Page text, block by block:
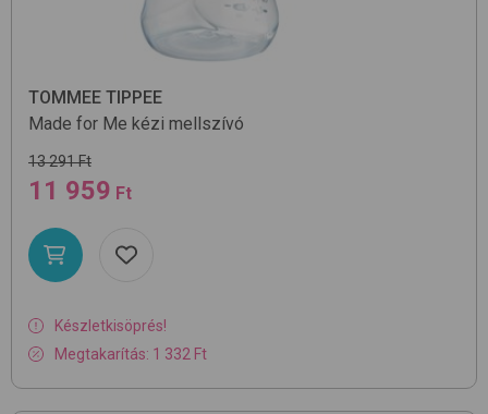
TOMMEE TIPPEE
Made for Me kézi mellszívó
13 291 Ft
11 959 Ft
Készletkisöprés!
Megtakarítás: 1 332 Ft